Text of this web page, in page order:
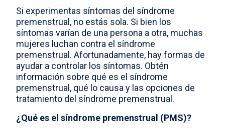
Dónde comprar
Ofertas y cupones
Para profesionales
Select country
Product Comparison
Buscador de alivio para niños
¿Por qué Advil infantil?
Sustentabilidad
Si experimentas síntomas del síndrome
premenstrual, no estás sola. Si bien los
síntomas varían de una persona a otra, muchas
mujeres luchan contra el síndrome
premenstrual. Afortunadamente, hay formas de
ayudar a controlar los síntomas. Obtén
información sobre qué es el síndrome
premenstrual, qué lo causa y las opciones de
tratamiento del síndrome premenstrual.
¿Qué es el síndrome premenstrual (PMS)?